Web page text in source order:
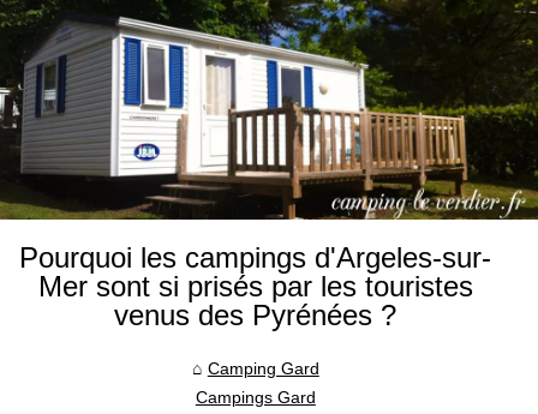
Pourquoi les campings d'Argeles-sur-
Mer sont si prisés par les touristes
venus des Pyrénées ?
Camping Gard
Campings Gard